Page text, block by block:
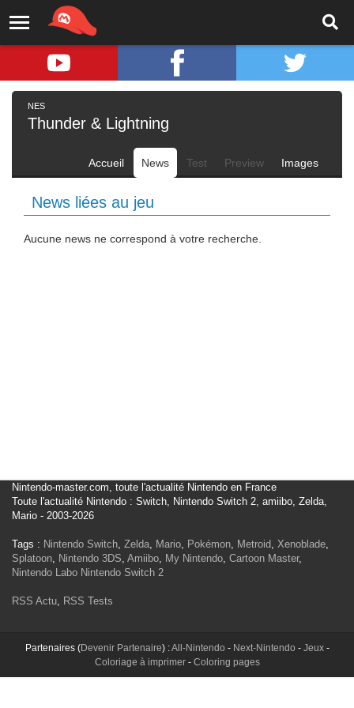
NES
Thunder & Lightning
Accueil News Test Preview Images
News liées au jeu
Aucune news ne correspond à votre recherche.
Nintendo-master.com, toute l'actualité Nintendo en France
Toute l'actualité Nintendo : Switch, Nintendo Switch 2, amiibo, Zelda,
Mario - 2003-2026
Tags : Nintendo Switch, Zelda, Mario, Pokémon, Metroid, Xenoblade,
Splatoon, Nintendo 3DS, Amiibo, My Nintendo, Cartoon Master,
Nintendo Labo Nintendo Switch 2
RSS Actu, RSS Tests
Partenaires (Devenir Partenaire) :All-Nintendo - Next-Nintendo - Jeux-
Coloriage à imprimer- Coloring pages